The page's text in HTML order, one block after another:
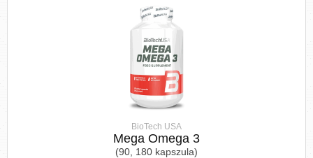
BioTech USA
Mega Omega 3
(90, 180 kapszula)